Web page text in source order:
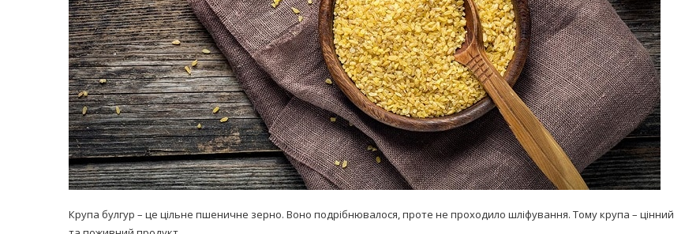
Крупа булгур – це цільне пшеничне зерно. Воно подрібнювалося, проте не проходило шліфування. Тому крупа – цінний
принимать
никакого кипятка
30/Січ/2021
Лікарі назвали симптоми
коронавірусу в дітей
14/Бер/2020
Попробуйте рецепт
легендарного супа доктора
Моро, который без...
08/Січ/2021